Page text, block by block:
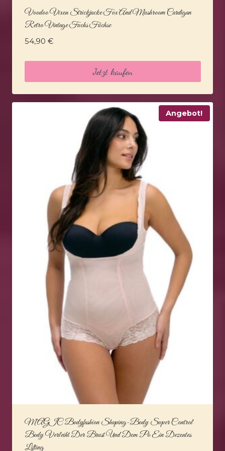
Voodoo Vixen Strickjacke Fox And Mushroom Cardigan
Retro Vintage Fuchs Füchse
54,90 €
Jetzt kaufen
Angebot!
MAGIC Bodyfashion Shaping-Body Super Control
Body Verleiht Der Brust Und Dem Po Ein Dezentes
Lifting